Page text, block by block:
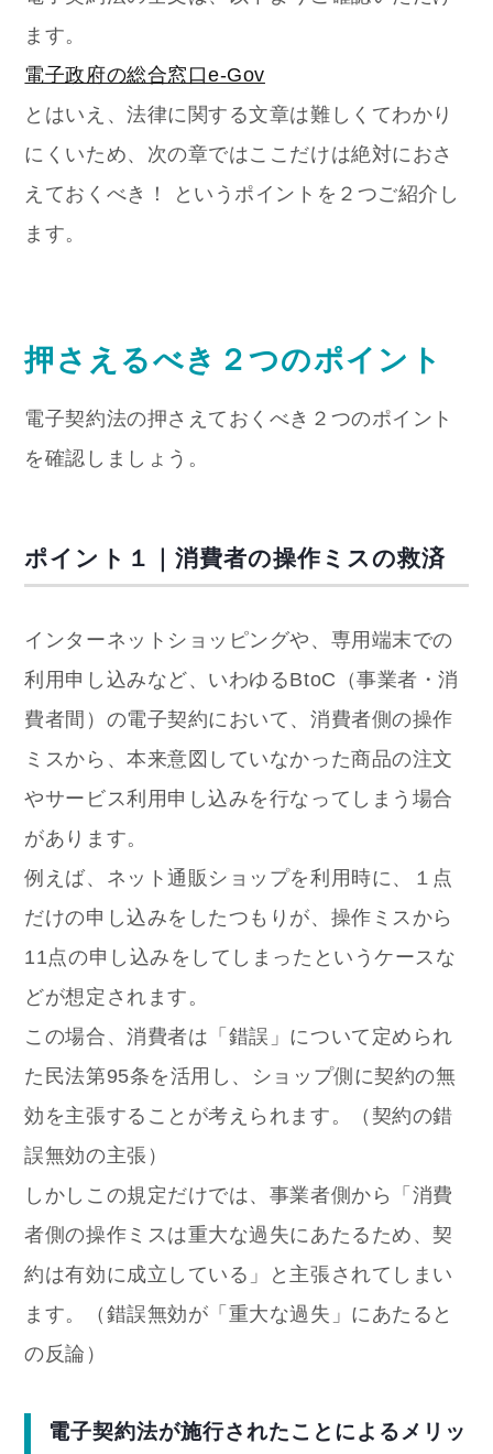
ます。
電子政府の総合窓口e-Gov
とはいえ、法律に関する文章は難しくてわかり
にくいため、次の章ではここだけは絶対におさ
えておくべき！ というポイントを２つご紹介し
ます。
押さえるべき２つのポイント
電子契約法の押さえておくべき２つのポイント
を確認しましょう。
ポイント１｜消費者の操作ミスの救済
インターネットショッピングや、専用端末での
利用申し込みなど、いわゆるBtoC（事業者・消
費者間）の電子契約において、消費者側の操作
ミスから、本来意図していなかった商品の注文
やサービス利用申し込みを行なってしまう場合
があります。
例えば、ネット通販ショップを利用時に、１点
だけの申し込みをしたつもりが、操作ミスから
11点の申し込みをしてしまったというケースな
どが想定されます。
この場合、消費者は「錯誤」について定められ
た民法第95条を活用し、ショップ側に契約の無
効を主張することが考えられます。（契約の錯
誤無効の主張）
しかしこの規定だけでは、事業者側から「消費
者側の操作ミスは重大な過失にあたるため、契
約は有効に成立している」と主張されてしまい
ます。（錯誤無効が「重大な過失」にあたると
の反論）
電子契約法が施行されたことによるメリッ